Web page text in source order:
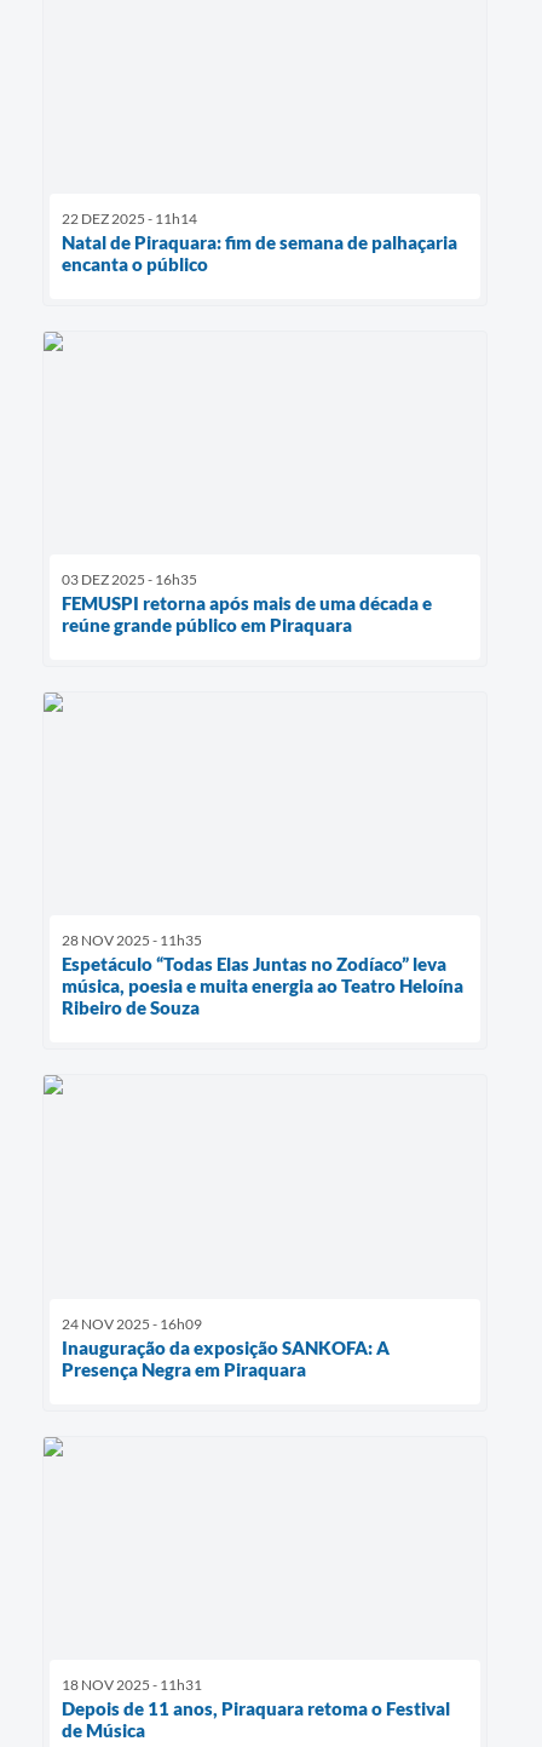
22 DEZ 2025 - 11h14
Natal de Piraquara: fim de semana de palhaçaria
encanta o público
03 DEZ 2025 - 16h35
FEMUSPI retorna após mais de uma década e
reúne grande público em Piraquara
28 NOV 2025 - 11h35
Espetáculo “Todas Elas Juntas no Zodíaco” leva
música, poesia e muita energia ao Teatro Heloína
Ribeiro de Souza
24 NOV 2025 - 16h09
Inauguração da exposição SANKOFA: A
Presença Negra em Piraquara
18 NOV 2025 - 11h31
Depois de 11 anos, Piraquara retoma o Festival
de Música